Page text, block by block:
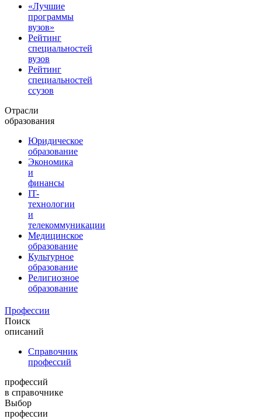
«Лучшие
программы
вузов»
Рейтинг
специальностей
вузов
Рейтинг
специальностей
ссузов
Отрасли
образования
Юридическое
образование
Экономика
и
финансы
IT-
технологии
и
телекоммуникации
Медицинское
образование
Культурное
образование
Религиозное
образование
Профессии
Поиск
описаний
Справочник
профессий
профессий
в справочнике
Выбор
профессии